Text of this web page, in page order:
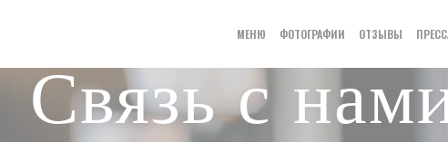
МЕНЮ ФОТОГРАФИИ ОТЗЫВЫ
Связь с